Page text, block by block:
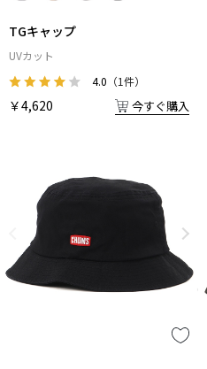
TGキャップ
UVカット
4.0 （1件）
￥4,620 今すぐ購入